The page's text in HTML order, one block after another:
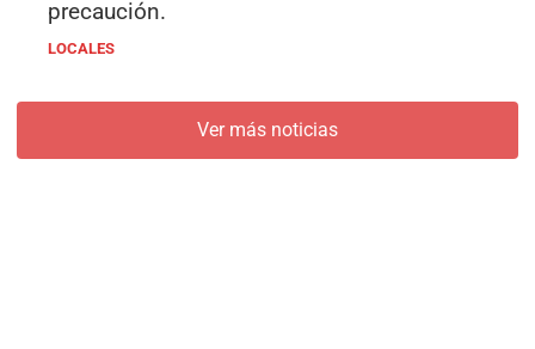
precaución.
LOCALES
Ver más noticias